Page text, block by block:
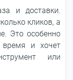
и доставки.
кликов, а
Это особенно
и хочет
или